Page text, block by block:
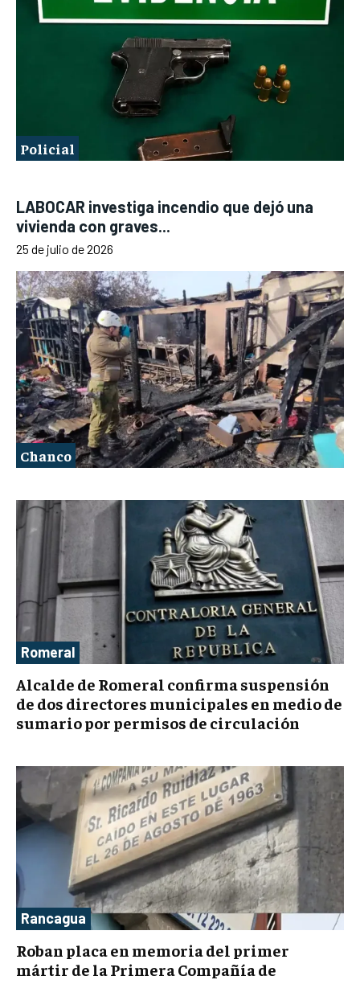
Policial
LABOCAR investiga incendio que dejó una
vivienda con graves...
25 de julio de 2026
Chanco
Romeral
Alcalde de Romeral confirma suspensión
de dos directores municipales en medio de
sumario por permisos de circulación
Rancagua
Roban placa en memoria del primer
mártir de la Primera Compañía de